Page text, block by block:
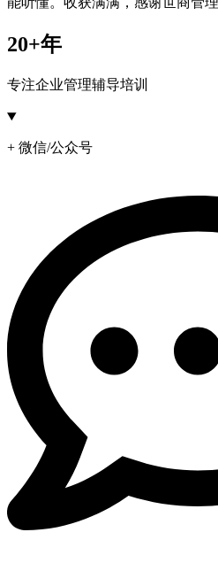
20+年
专注企业管理辅导培训
+ 微信/公众号